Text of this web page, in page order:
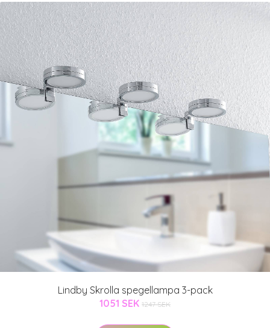
Lindby Skrolla spegellampa 3-pack
1051 SEK 1247 SEK